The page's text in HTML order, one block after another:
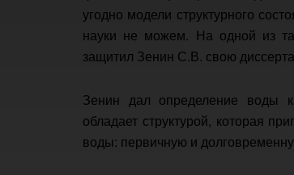
угодно модели структурного
науки не можем. На одной из
защитил Зенин С.В. свою
Зенин дал определение воды
обладает структурой, которая
воды: первичную и